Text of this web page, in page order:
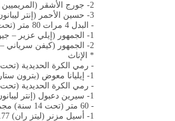
2- جورج الأشقر (المريميين الشانفيل) 2:10.24 د
3- حسين الأحمر (إنتر ليبانون) 2:23.53 د
- البدل 4 مرات 80 متر (تحت 16 سنة)
1- الجمهور (إيلي عزير – جيوفاني سمعان- أنطوان خزعل – إيلي ريس) 37.61 ث
2- الجمهور (كيفن سرياني – مارك غزال – آدم غزال – مارك مطر) 45.78 ث
* الإناث
- رمي الكرة الحديدية (تحت 14 سنة):
1- إيليانا معوض (بترون ستارز) 11.90 مترًا
- رمي الكرة الحديدية (تحت 18 سنة):
1- سيرين دعبول (إنتر ليبانون) 6.70 امتار
- 60 متر (تحت 14 سنة) مجموعة أولى
1- أسيل مزنر (ليتز ران) 8.77 ث